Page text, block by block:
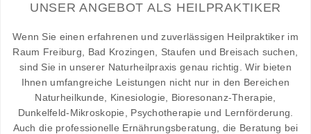
UNSER ANGEBOT ALS HEILPRAKTIKER
Wenn Sie einen erfahrenen und zuverlässigen Heilpraktiker im
Raum Freiburg, Bad Krozingen, Staufen und Breisach suchen,
sind Sie in unserer Naturheilpraxis genau richtig. Wir bieten
Ihnen umfangreiche Leistungen nicht nur in den Bereichen
Naturheilkunde, Kinesiologie, Bioresonanz-Therapie,
Dunkelfeld-Mikroskopie, Psychotherapie und Lernförderung.
Auch die professionelle Ernährungsberatung, die Beratung bei